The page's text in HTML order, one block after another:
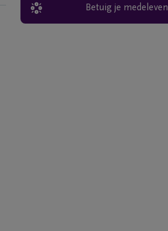
Betuig je medeleven